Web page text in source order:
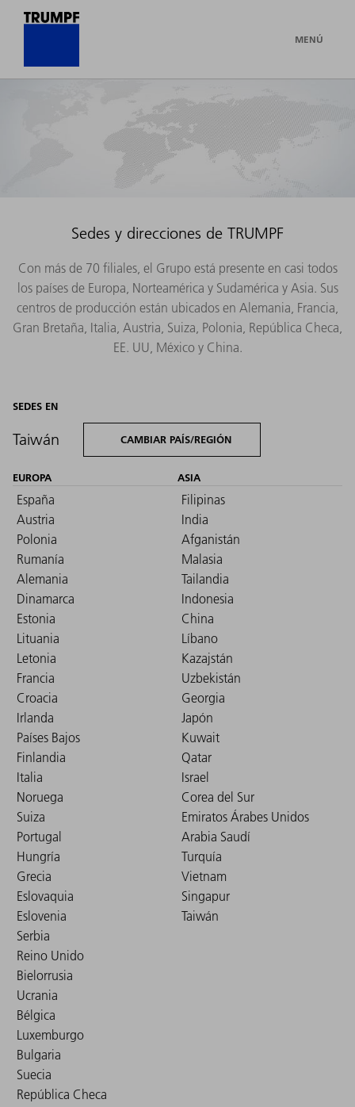
MENÚ
Sedes y direcciones de TRUMPF
Con más de 70 filiales, el Grupo está presente en casi todos
los países de Europa, Norteamérica y Sudamérica y Asia. Sus
centros de producción están ubicados en Alemania, Francia,
Gran Bretaña, Italia, Austria, Suiza, Polonia, República Checa,
EE. UU, México y China.
SEDES EN
Taiwán CAMBIAR PAÍS/REGIÓN
EUROPA
España
Austria
Polonia
Rumanía
Alemania
Dinamarca
Estonia
Lituania
Letonia
Francia
Croacia
Irlanda
Países Bajos
Finlandia
Italia
Noruega
Suiza
Portugal
Hungría
Grecia
Eslovaquia
Eslovenia
Serbia
Reino Unido
Bielorrusia
Ucrania
Bélgica
Luxemburgo
Bulgaria
Suecia
República Checa
ASIA
Filipinas
India
Afganistán
Malasia
Tailandia
Indonesia
China
Líbano
Kazajstán
Uzbekistán
Georgia
Japón
Kuwait
Qatar
Israel
Corea del Sur
Emiratos Árabes Unidos
Arabia Saudí
Turquía
Vietnam
Singapur
Taiwán